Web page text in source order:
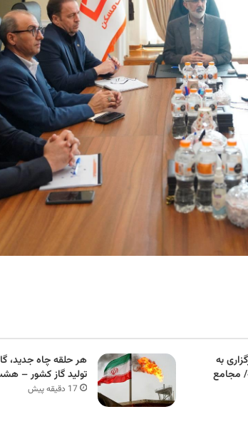
به
مجامع
هر حلقه چاه جدید،
تولید گاز کشور –
17 دقیقه پیش